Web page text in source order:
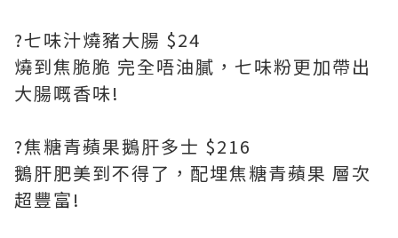
?七味汁燒豬大腸 $24
燒到焦脆脆 完全唔油膩，七味粉更加帶出
大腸嘅香味!
?焦糖青蘋果鵝肝多士 $216
鵝肝肥美到不得了，配埋焦糖青蘋果 層次
超豐富!